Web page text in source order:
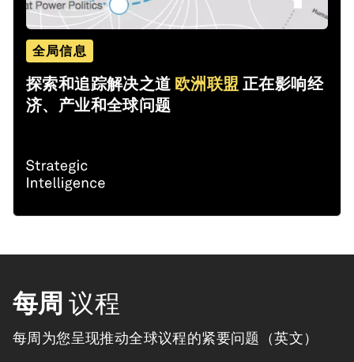
全局信息
探索和追踪解决之道 欧洲联盟 正在影响经
济、产业和全球问题
每周 议程
每周为您呈现推动全球议程的紧要问题（英文）